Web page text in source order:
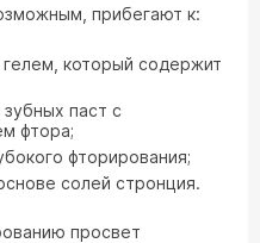
прибегают к:
который содержит
паст с
фтора;
фторирования;
солей стронция.
просвет